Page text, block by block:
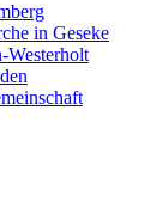
in Geseke
Westerholt